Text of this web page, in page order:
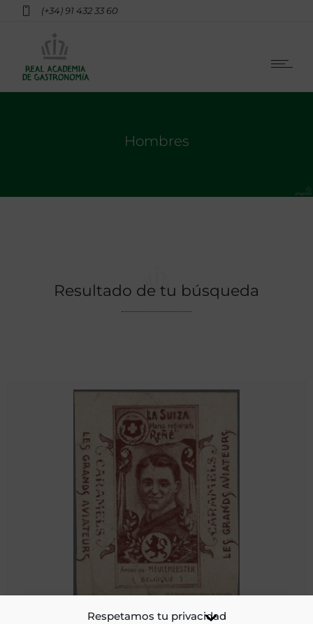
Respetamos tu privacidad
(+34) 91 432 33 60
Hombres
Resultado de tu búsqueda
[Etiquetas de alimentos. Caramelos. Figuras y retratos de